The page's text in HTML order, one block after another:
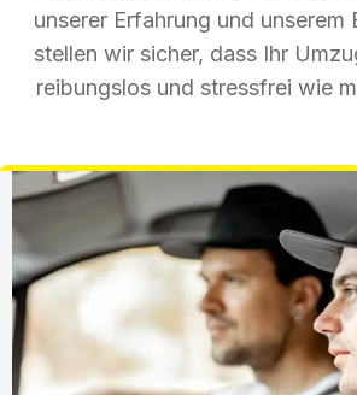
unserer Erfahrung und unserem
stellen wir sicher, dass Ihr
reibungslos und stressfrei wie